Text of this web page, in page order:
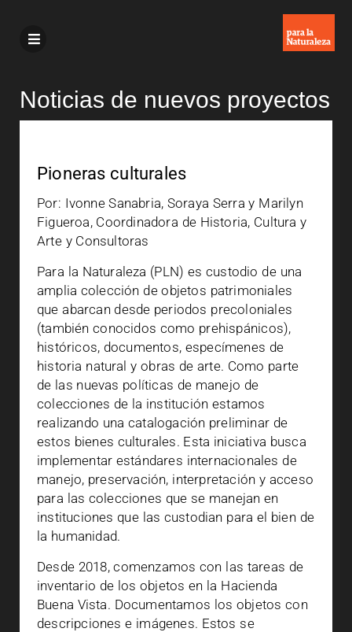
Noticias de nuevos proyectos
Pioneras culturales
Por: Ivonne Sanabria, Soraya Serra y Marilyn
Figueroa, Coordinadora de Historia, Cultura y
Arte y Consultoras
Para la Naturaleza (PLN) es custodio de una
amplia colección de objetos patrimoniales
que abarcan desde periodos precoloniales
(también conocidos como prehispánicos),
históricos, documentos, especímenes de
historia natural y obras de arte. Como parte
de las nuevas políticas de manejo de
colecciones de la institución estamos
realizando una catalogación preliminar de
estos bienes culturales. Esta iniciativa busca
implementar estándares internacionales de
manejo, preservación, interpretación y acceso
para las colecciones que se manejan en
instituciones que las custodian para el bien de
la humanidad.
Desde 2018, comenzamos con las tareas de
inventario de los objetos en la Hacienda
Buena Vista. Documentamos los objetos con
descripciones e imágenes. Estos se